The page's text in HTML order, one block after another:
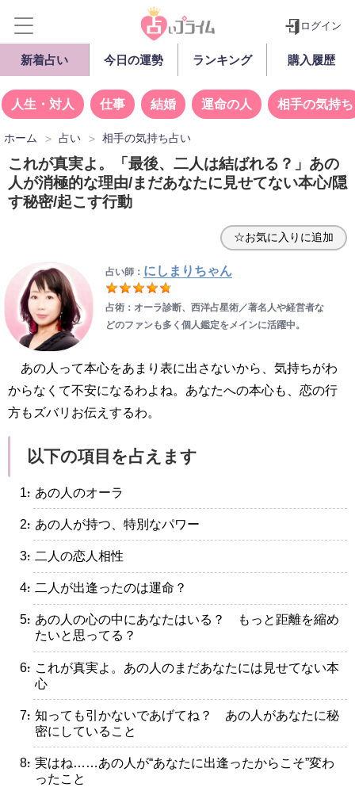
ログイン
新着占い 今日の運勢 ランキング 購入履歴
人生・対人 仕事 結婚 運命の人 相手の気持ち
ホーム 占い 相手の気持ち占い
これが真実よ。「最後、二人は結ばれる？」あの
人が消極的な理由/まだあなたに見せてない本心/隠
す秘密/起こす行動
☆お気に入りに追加
占い師： にしまりちゃん
占術：オーラ診断、西洋占星術／著名人や経営者な
どのファンも多く個人鑑定をメインに活躍中。
あの人って本心をあまり表に出さないから、気持ちがわ
からなくて不安になるわよね。あなたへの本心も、恋の行
方もズバリお伝えするわ。
以下の項目を占えます
・あの人のオーラ
・あの人が持つ、特別なパワー
・二人の恋人相性
・二人が出逢ったのは運命？
・あの人の心の中にあなたはいる？ もっと距離を縮め
たいと思ってる？
・これが真実よ。あの人のまだあなたには見せてない本
心
・知っても引かないであげてね？ あの人があなたに秘
密にしていること
・実はね……あの人が“あなたに出逢ったからこそ”変わ
ったこと